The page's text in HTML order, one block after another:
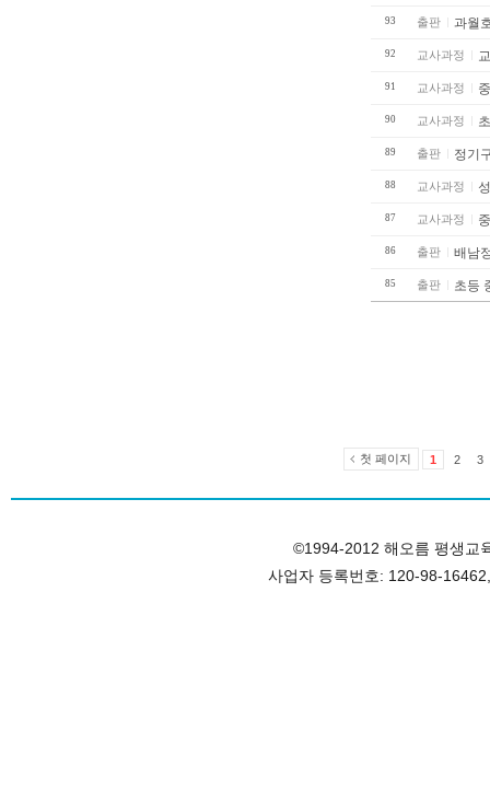
93 출판 과월
92 교사과정
91 교사과정
90 교사과정
89 출판 정기
88 교사과정
87 교사과정
86 출판 배남
85 출판 초등
첫 페이지 1 2 3
©1994-2012 해오름 평생교
사업자 등록번호: 120-98-